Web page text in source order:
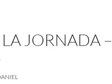
JORNADA –